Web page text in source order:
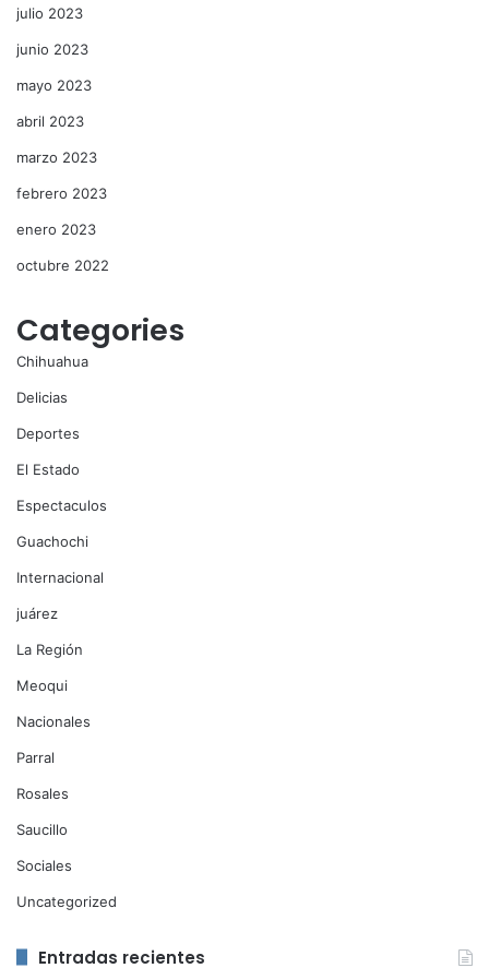
julio 2023
junio 2023
mayo 2023
abril 2023
marzo 2023
febrero 2023
enero 2023
octubre 2022
Categories
Chihuahua
Delicias
Deportes
El Estado
Espectaculos
Guachochi
Internacional
juárez
La Región
Meoqui
Nacionales
Parral
Rosales
Saucillo
Sociales
Uncategorized
Entradas recientes